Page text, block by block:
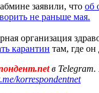
заявили, что об
не раньше мая.
организация
карантин там, где он
в
korrespondentnet